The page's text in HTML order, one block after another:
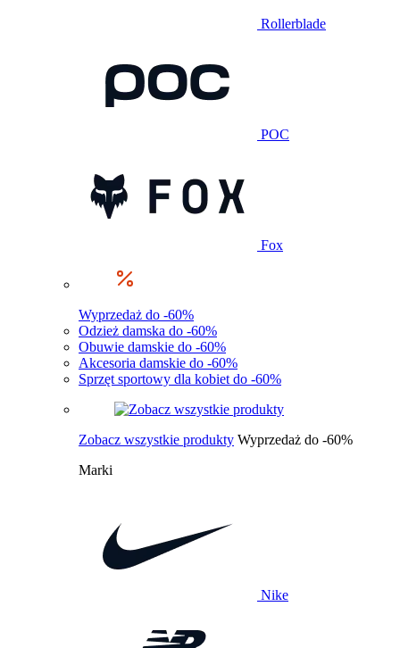
Rollerblade
POC
Fox
Wyprzedaż do -60%
Odzież damska do -60%
Obuwie damskie do -60%
Akcesoria damskie do -60%
Sprzęt sportowy dla kobiet do -60%
Zobacz wszystkie produkty Wyprzedaż do -60%
Marki
Nike